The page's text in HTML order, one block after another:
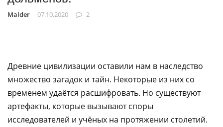
Malder 07.10.2020 2
Древние цивилизации оставили нам в наследство
множество загадок и тайн. Некоторые из них со
временем удаётся расшифровать. Но существуют
артефакты, которые вызывают споры
исследователей и учёных на протяжении столетий.